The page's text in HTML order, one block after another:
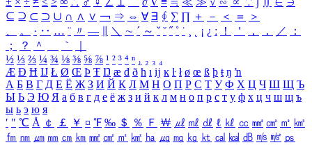
⊆ ⊇ ⊂ ⊃ ∪ ∩ ∧ ∨ ￢ ⇒ ⇔ ∀ ∃ ∮ ∑ ∏ ＋ － ＜ ＝
＞
、
。 · ‥ … ¨ 〃 ― ＼ ∼ ´ ～ ˇ ˘ ˝ ˚ ˙ ¸ ¡ ¿ ː ！ ＇ ， ． ／
：
；
？ ＾ ｀
½ ⅓ ⅔ ¼ ¾ ⅛ ⅜ ⅝ ⅞ ¹ ² ³ ⁴ ⁿ ₁ ₂ ₃ ₄
Æ Ð Ħ Ĳ Ł Ø Œ Þ Ŧ Ŋ æ đ ð ħ ı ĳ ĸ ŀ ł ø œ ß þ ŧ ŋ ŉ
А Б В Г Д Е Ё Ж З И Й К Л М Н О П Р С Т У Ф Х Ц Ч Ш Щ Ъ
Ы Ь Э Ю Я а б в г д е ё ж з и й к л м н о п р с т у ф х ц ч ш щ ъ
ы ь э ю я
′ ″ ℃ Å ￠ ￡ ￥ ¤ ℉ ‰ ＄ ％ Ｆ ￦ ㎕ ㎖ ㎗ ℓ ㎘ ㏄ ㎣ ㎤ ㎥ ㎦
㎙ ㎚ ㎛ ㎜ ㎝ ㎞ ㎟ ㎠ ㎡ ㎢ ㏊ ㎍ ㎎ ㎏ ㏏ ㎈ ㎉ ㏈ ㎧ ㎨ ㎰